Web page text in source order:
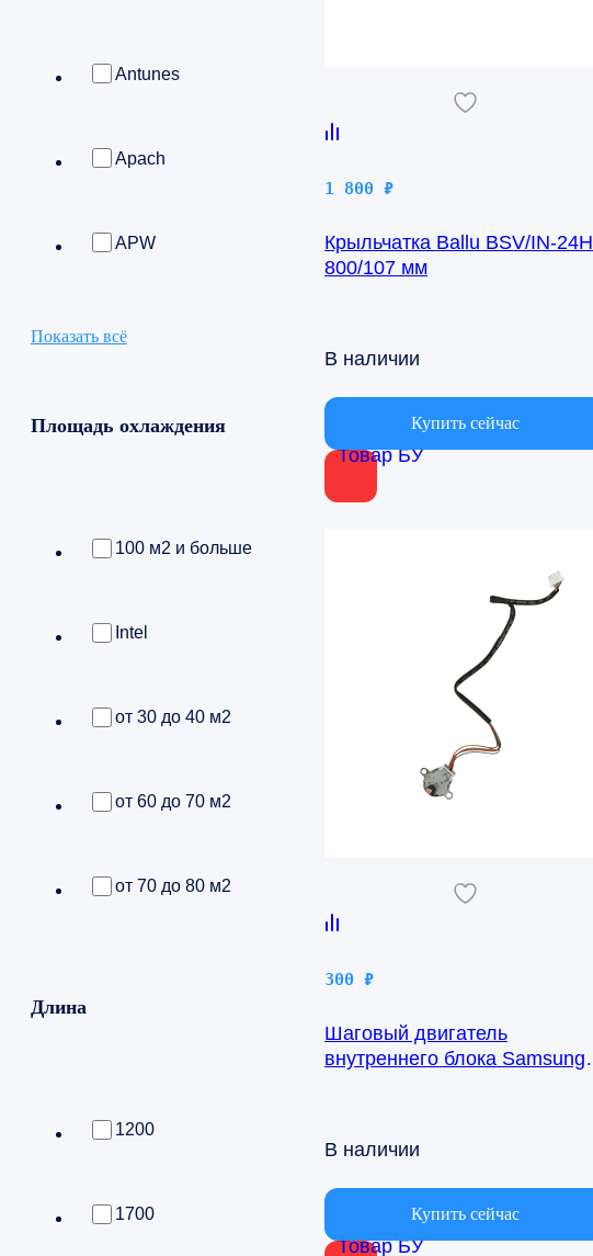
Antunes
Apach
APW
Показать всё
Площадь охлаждения
100 м2 и больше
Intel
от 30 до 40 м2
от 60 до 70 м2
от 70 до 80 м2
Длина
1200
1700
Товар БУ
1 800 ₽
Крыльчатка Ballu BSV/IN-24H
800/107 мм
В наличии
Купить сейчас
Товар БУ
300 ₽
Шаговый двигатель
внутреннего блока Samsung
В наличии
Купить сейчас